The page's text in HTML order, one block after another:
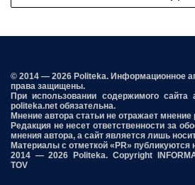
© 2014 — 2026 Politeka. Информационное
права защищены.
При использовании содержимого сайта
politeka.net обязательна.
Мнение автора статьи не отражает мнение
Редакция не несет ответственности за
мнения автора, а сайт является лишь
Материалы с отметкой «PR» публикуются
2014 — 2026 Politeka. Copyright
TOV